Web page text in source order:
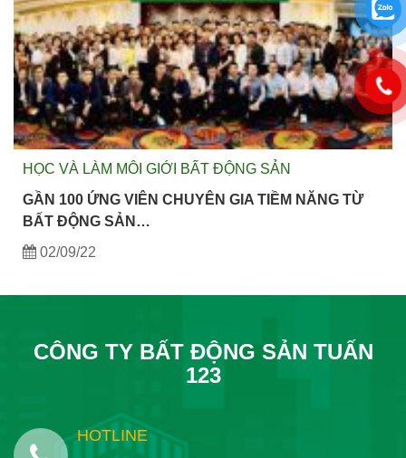
HỌC VÀ LÀM MÔI GIỚI BẤT ĐỘNG SẢN
GẦN 100 ỨNG VIÊN CHUYÊN GIA TIỀM NĂNG TỪ
BẤT ĐỘNG SẢN…
02/09/22
CÔNG TY BẤT ĐỘNG SẢN TUẤN
123
HOTLINE